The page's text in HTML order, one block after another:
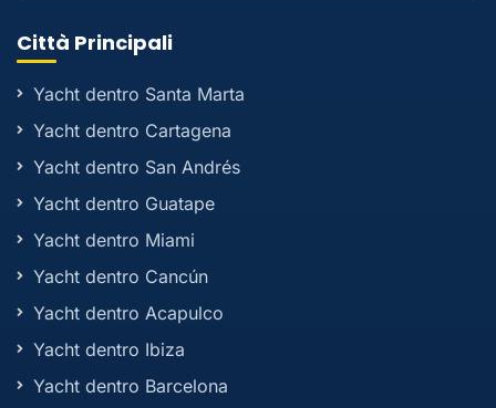
Città Principali
Yacht dentro Santa Marta
Yacht dentro Cartagena
Yacht dentro San Andrés
Yacht dentro Guatape
Yacht dentro Miami
Yacht dentro Cancún
Yacht dentro Acapulco
Yacht dentro Ibiza
Yacht dentro Barcelona